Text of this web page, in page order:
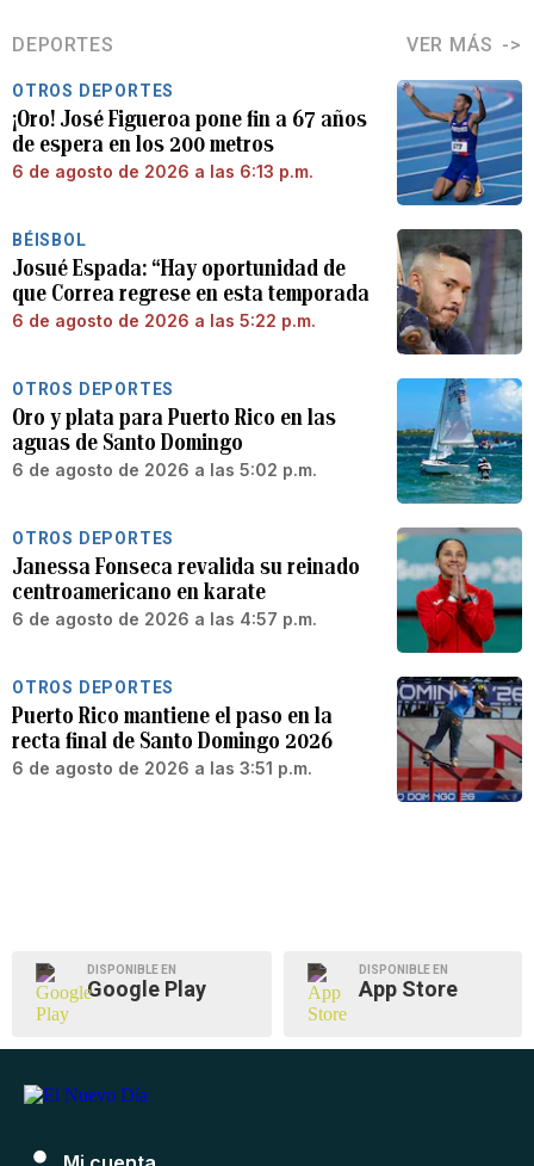
DEPORTES VER MÁS
OTROS DEPORTES
¡Oro! José Figueroa pone fin a 67 años
de espera en los 200 metros
6 de agosto de 2026 a las 6:13 p.m.
BÉISBOL
Josué Espada: “Hay oportunidad de
que Correa regrese en esta temporada
6 de agosto de 2026 a las 5:22 p.m.
OTROS DEPORTES
Oro y plata para Puerto Rico en las
aguas de Santo Domingo
6 de agosto de 2026 a las 5:02 p.m.
OTROS DEPORTES
Janessa Fonseca revalida su reinado
centroamericano en karate
6 de agosto de 2026 a las 4:57 p.m.
OTROS DEPORTES
Puerto Rico mantiene el paso en la
recta final de Santo Domingo 2026
6 de agosto de 2026 a las 3:51 p.m.
DISPONIBLE EN
Google Play
DISPONIBLE EN
App Store